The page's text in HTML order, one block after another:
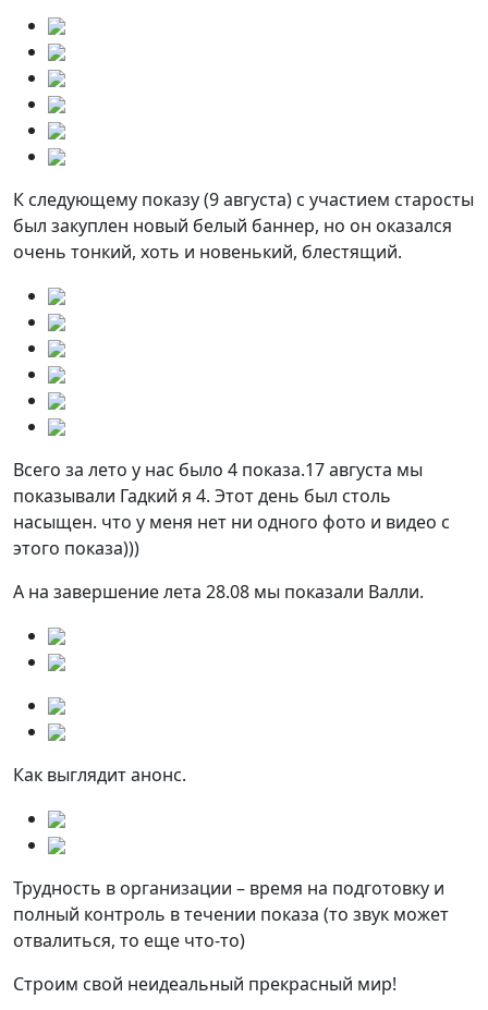
К следующему показу (9 августа) с участием старосты
был закуплен новый белый баннер, но он оказался
очень тонкий, хоть и новенький, блестящий.
Всего за лето у нас было 4 показа.17 августа мы
показывали Гадкий я 4. Этот день был столь
насыщен. что у меня нет ни одного фото и видео с
этого показа)))
А на завершение лета 28.08 мы показали Валли.
Как выглядит анонс.
Трудность в организации – время на подготовку и
полный контроль в течении показа (то звук может
отвалиться, то еще что-то)
Строим свой неидеальный прекрасный мир!